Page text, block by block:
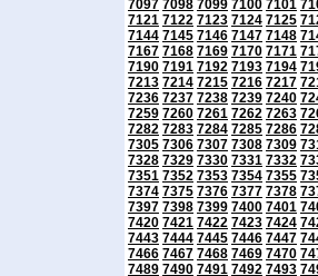
7097 7098 7099 7100 7101
7121 7122 7123 7124 7125
7144 7145 7146 7147 7148
7167 7168 7169 7170 7171
7190 7191 7192 7193 7194
7213 7214 7215 7216 7217
7236 7237 7238 7239 7240
7259 7260 7261 7262 7263
7282 7283 7284 7285 7286
7305 7306 7307 7308 7309
7328 7329 7330 7331 7332
7351 7352 7353 7354 7355
7374 7375 7376 7377 7378
7397 7398 7399 7400 7401
7420 7421 7422 7423 7424
7443 7444 7445 7446 7447
7466 7467 7468 7469 7470
7489 7490 7491 7492 7493